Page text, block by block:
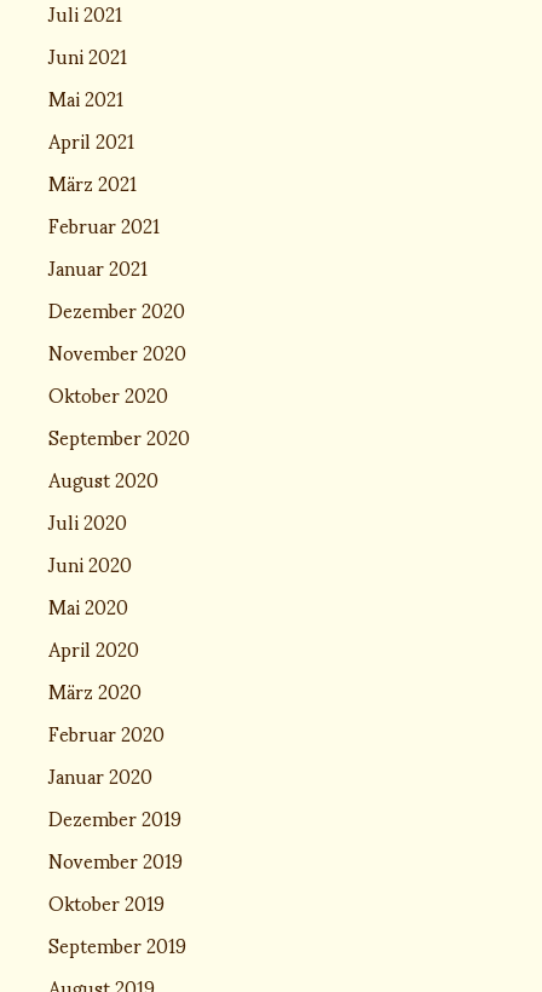
Juli 2021
Juni 2021
Mai 2021
April 2021
März 2021
Februar 2021
Januar 2021
Dezember 2020
November 2020
Oktober 2020
September 2020
August 2020
Juli 2020
Juni 2020
Mai 2020
April 2020
März 2020
Februar 2020
Januar 2020
Dezember 2019
November 2019
Oktober 2019
September 2019